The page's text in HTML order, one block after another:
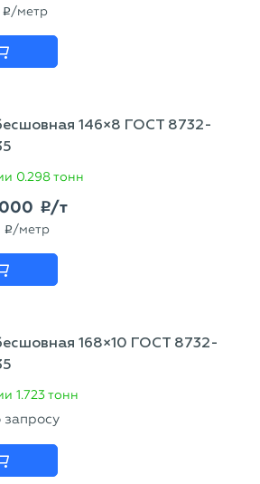
p /метр
146×8 ГОСТ 8732-
0.298 тонн
p/т
p /метр
168×10 ГОСТ 8732-
1.723 тонн